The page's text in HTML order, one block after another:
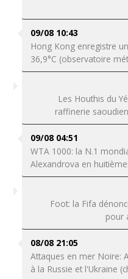
09/08 10:43
Hong Kong enregistre
36,9°C (observatoire
Les Houthis du
raffinerie
09/08 04:51
WTA 1000: la N.1
Alexandrova en
Foot: la Fifa
pour
08/08 21:05
Attaques en mer Noire:
à la Russie et l'Ukraine